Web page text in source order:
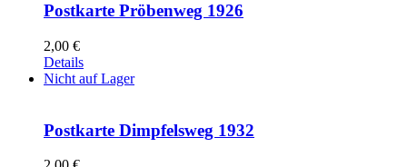
Postkarte Pröbenweg 1926
2,00 €
Details
Nicht auf Lager
Postkarte Dimpfelsweg 1932